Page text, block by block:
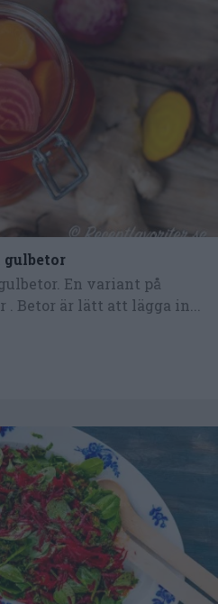
gulbetor
En variant på
Betor är lätt att lägga in...